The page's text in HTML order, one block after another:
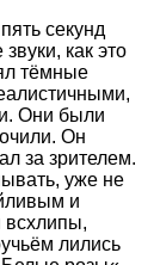
секунд
как это
тёмные
Они были
Он
за зрителем.
уже не
и
лились